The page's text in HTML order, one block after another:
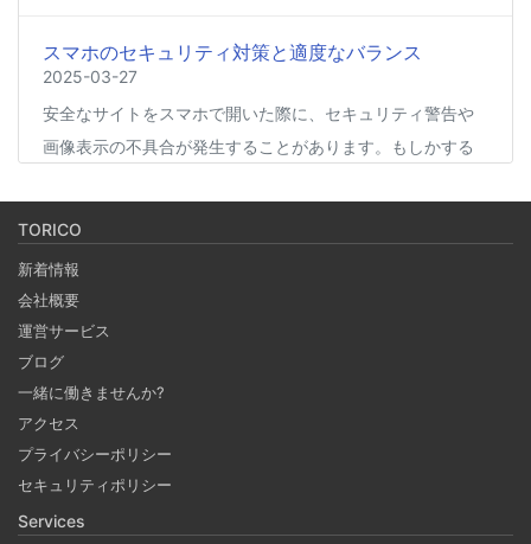
スマホのセキュリティ対策と適度なバランス
2025-03-27
安全なサイトをスマホで開いた際に、セキュリティ警告や
画像表示の不具合が発生することがあります。もしかする
ィ対策とその影響について簡単にご紹介します。
Coima + Rosetta 2 で、Apple Silicon 上で x86_64
やめる)
2025-03-24
Docker Desktop を使わずに、Mac で x86 の Docker イメ
ージのビルドをする手順を書いています。Colima と
Rosetta2 を使って、クロスアーキテクチャーでビルドする
方法です。Lima, QEmu, nerdctl の実例も記載しています。
TORICO
新着情報
会社概要
運営サービス
ブログ
一緒に働きませんか?
アクセス
プライバシーポリシー
セキュリティポリシー
Services